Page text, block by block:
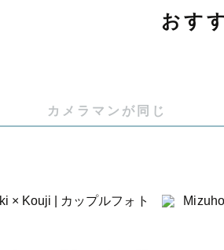
おす
カメラマンが同じ